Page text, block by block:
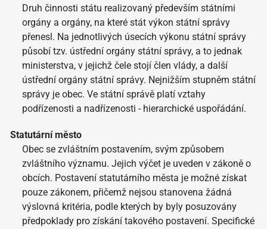
Druh činnosti státu realizovaný především státními
orgány a orgány, na které stát výkon státní správy
přenesl. Na jednotlivých úsecích výkonu státní správy
působí tzv. ústřední orgány státní správy, a to jednak
ministerstva, v jejichž čele stojí člen vlády, a další
ústřední orgány státní správy. Nejnižším stupněm státní
správy je obec. Ve státní správě platí vztahy
podřízenosti a nadřízenosti - hierarchické uspořádání.
Statutární město
Obec se zvláštním postavením, svým způsobem
zvláštního významu. Jejich výčet je uveden v zákoně o
obcích. Postavení statutárního města je možné získat
pouze zákonem, přičemž nejsou stanovena žádná
výslovná kritéria, podle kterých by byly posuzovány
předpoklady pro získání takového postavení. Specifické